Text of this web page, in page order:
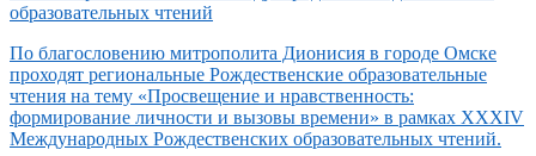
По благословению митрополита Дионисия в городе Омске
проходят региональные Рождественские образовательные
чтения на тему «Просвещение и нравственность:
формирование личности и вызовы времени» в рамках XXXIV
Международных Рождественских образовательных чтений.